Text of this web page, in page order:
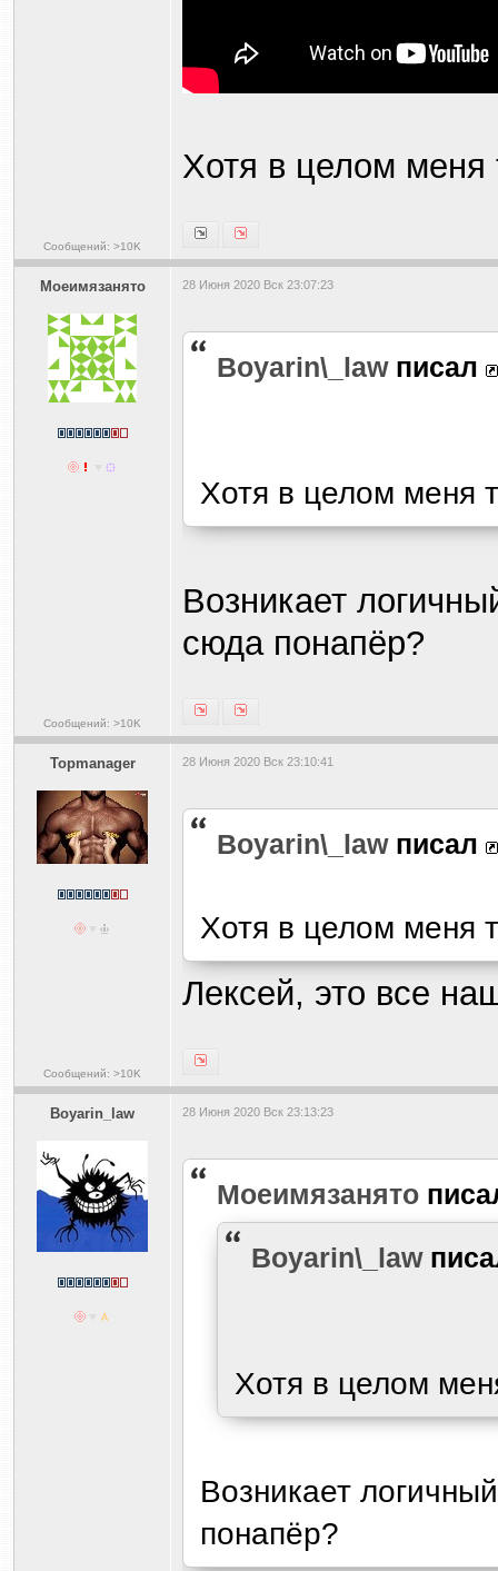
Сообщений: >10K
Хотя в целом меня
Моеимязанято
Сообщений: >10K
28 Июня 2020 Вск 23:07:23
Boyarin\_lawписал
Хотя в целом меня
Возникает
сюда понапёр?
Topmanager
Сообщений: >10K
28 Июня 2020 Вск 23:10:41
Boyarin\_lawписал
Хотя в целом меня
Лексей, это все
Boyarin_law 28 Июня 2020 Вск 23:13:23
Моеимязанято
Boyarin\_law
Хотя в целом
Возникает
понапёр?